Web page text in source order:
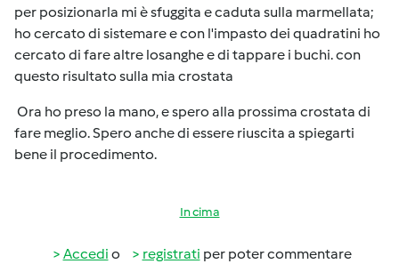
per posizionarla mi è sfuggita e caduta sulla marmellata;
ho cercato di sistemare e con l'impasto dei quadratini ho
cercato di fare altre losanghe e di tappare i buchi. con
questo risultato sulla mia crostata
Ora ho preso la mano, e spero alla prossima crostata di
fare meglio. Spero anche di essere riuscita a spiegarti
bene il procedimento.
In cima
Accedi o registrati per poter commentare